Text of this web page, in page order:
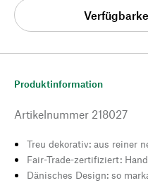
Produktinformation
Artikelnummer 218027
Treu dekorativ: aus reiner
Fair-Trade-zertifiziert:
Dänisches Design: so